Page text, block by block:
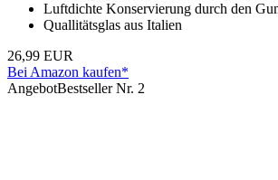
Luftdichte Konservierung durch den
Quallitätsglas aus Italien
26,99 EUR
Bei Amazon kaufen*
AngebotBestseller Nr. 2